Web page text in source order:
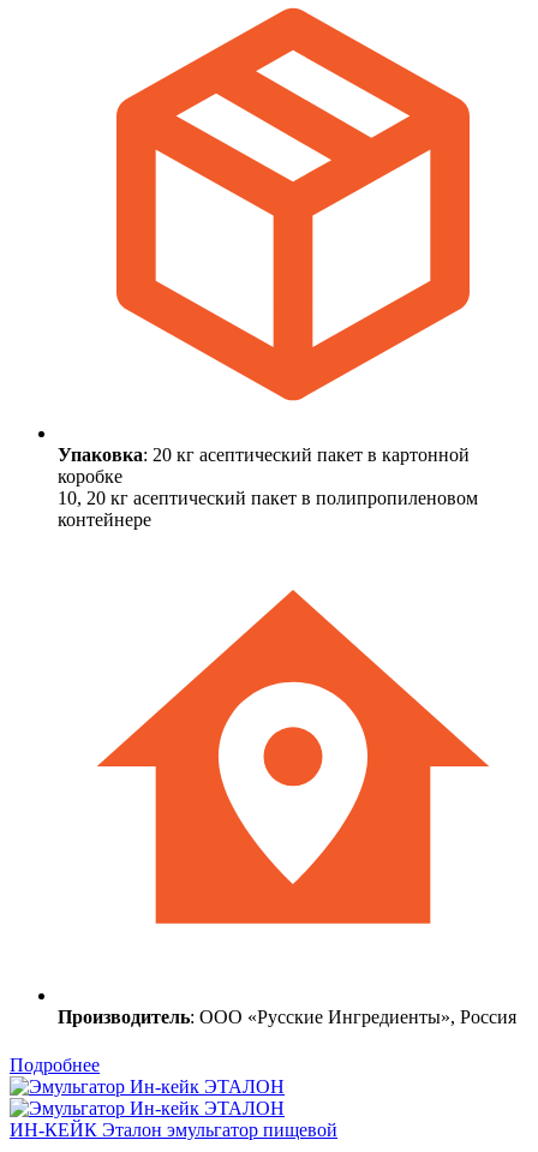
Упаковка: 20 кг асептический пакет в картонной
коробке
10, 20 кг асептический пакет в полипропиленовом
контейнере
Производитель: ООО «Русские Ингредиенты», Россия
Подробнее
ИН-КЕЙК Эталон эмульгатор пищевой